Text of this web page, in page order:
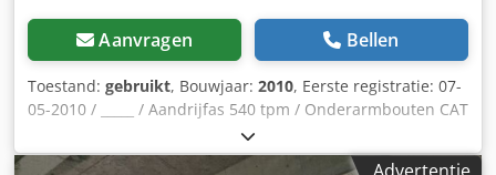
Aanvragen Bellen
Toestand: gebruikt, Bouwjaar: 2010, Eerste registratie: 07-
05-2010 / _____ / Aandrijfas 540 tpm / Onderarmbouten CAT
II / Hydraulische terugzwaai / Aandrijftoerental 540 tpm /
Trommelmaaier met middenophanging / Credpfx